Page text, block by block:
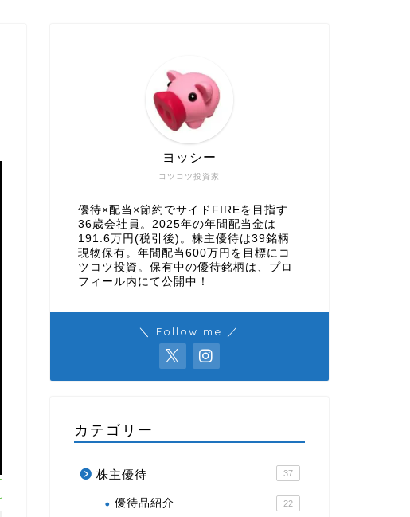
コツコツ投資家
ヨッシー
優待×配当×節約でサイドFIREを目指す
36歳会社員。2025年の年間配当金は
191.6万円(税引後)。株主優待は39銘柄
現物保有。年間配当600万円を目標にコ
ツコツ投資。保有中の優待銘柄は、プロ
フィール内にて公開中！
＼ Follow me ／
カテゴリー
株主優待 37
優待品紹介 22